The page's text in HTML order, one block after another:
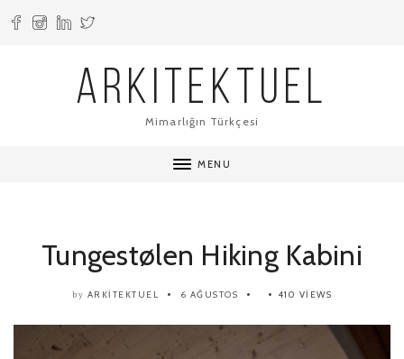
ARKITEKTUEL
Mimarlığın Türkçesi
MENU
Tungestølen Hiking Kabini
by ARKITEKTUEL 6 AĞUSTOS 410 VIEWS